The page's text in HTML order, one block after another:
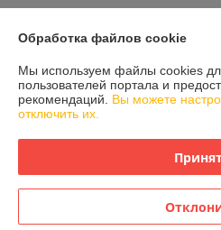
Покупатель
Отлично
Оставила на сайте заказ, сразу
привезли. Все было в наличии, цены
работают. Однозначно рекомендую
Обработка файлов cookie
Мы используем файлы cookies
пользователей портала и
рекомендаций. Вы можете
отключить их.